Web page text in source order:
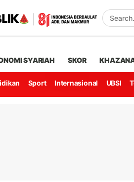
SYARIAH SKOR
Sport Internasional UBSI